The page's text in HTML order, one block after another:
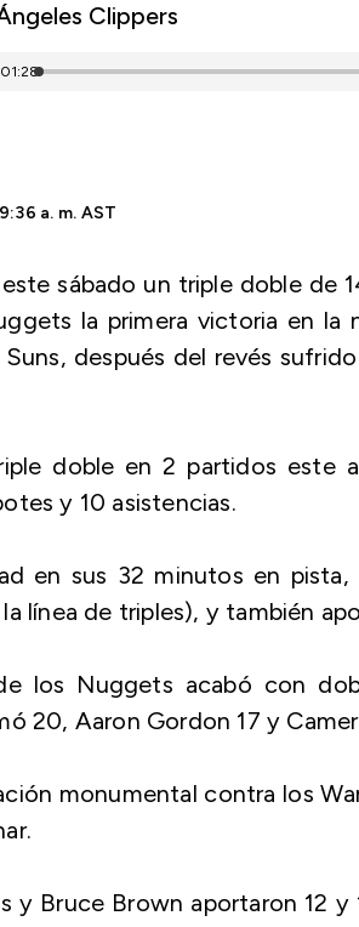
Clippers
01:28
a. m. AST
sábado un triple doble de
la primera victoria en la
Suns, después del revés
doble en 2 partidos este
y 10 asistencias.
en sus 32 minutos en
línea de triples), y también
los Nuggets acabó con
20, Aaron Gordon 17 y
monumental contra los
y Bruce Brown aportaron 12